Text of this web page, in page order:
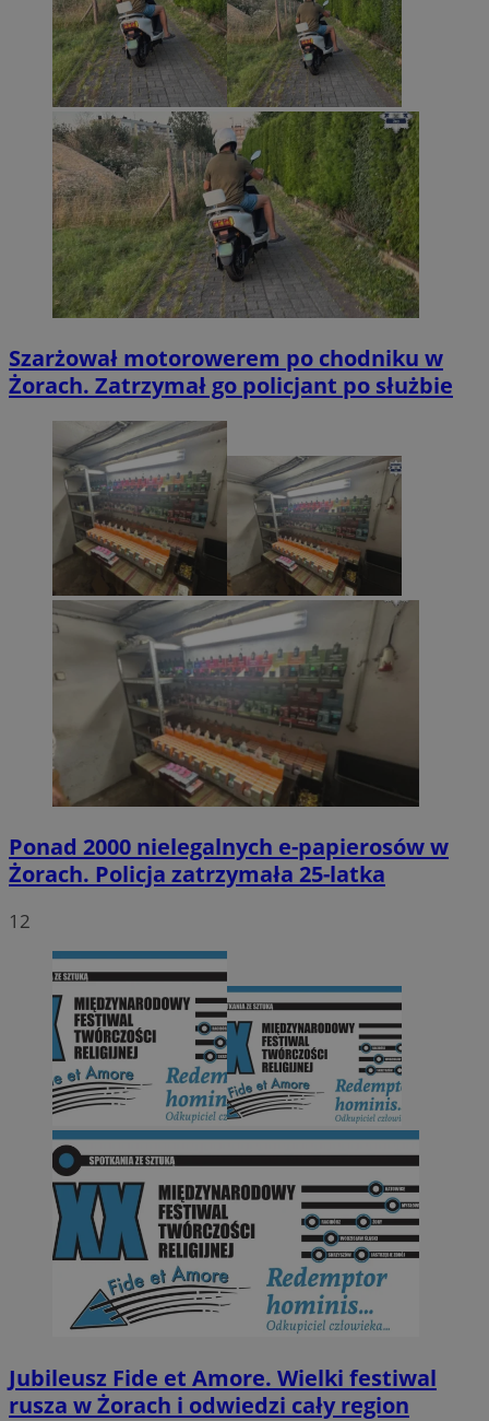
Szarżował motorowerem po chodniku w
Żorach. Zatrzymał go policjant po służbie
Ponad 2000 nielegalnych e-papierosów w
Żorach. Policja zatrzymała 25-latka
12
Jubileusz Fide et Amore. Wielki festiwal
rusza w Żorach i odwiedzi cały region